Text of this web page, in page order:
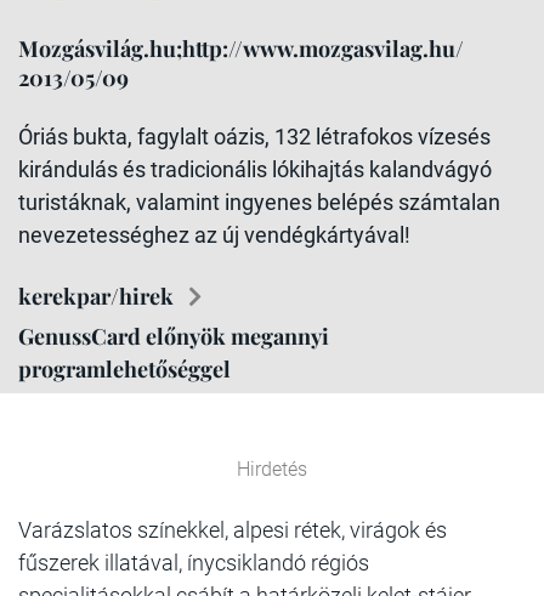
Mozgásvilág.hu;http://www.mozgasvilag.hu/
2013/05/09
Óriás bukta, fagylalt oázis, 132 létrafokos vízesés
kirándulás és tradicionális lókihajtás kalandvágyó
turistáknak, valamint ingyenes belépés számtalan
nevezetességhez az új vendégkártyával!
kerekpar/hirek
GenussCard előnyök megannyi
programlehetőséggel
Hirdetés
Varázslatos színekkel, alpesi rétek, virágok és
fűszerek illatával, ínycsiklandó régiós